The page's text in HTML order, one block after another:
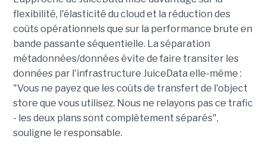
flexibilité, l'élasticité du cloud et la réduction des
coûts opérationnels que sur la performance brute en
bande passante séquentielle. La séparation
métadonnées/données évite de faire transiter les
données par l'infrastructure JuiceData elle-même :
"Vous ne payez que les coûts de transfert de l'object
store que vous utilisez. Nous ne relayons pas ce trafic
- les deux plans sont complètement séparés",
souligne le responsable.